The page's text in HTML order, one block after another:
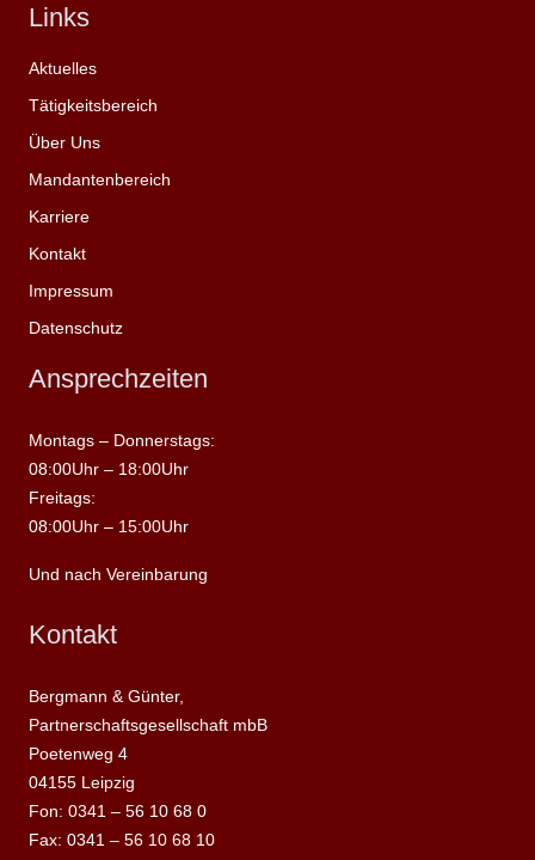
Links
Aktuelles
Tätigkeitsbereich
Über Uns
Mandantenbereich
Karriere
Kontakt
Impressum
Datenschutz
Ansprechzeiten
Montags – Donnerstags:
08:00Uhr – 18:00Uhr
Freitags:
08:00Uhr – 15:00Uhr
Und nach Vereinbarung
Kontakt
Bergmann & Günter,
Partnerschaftsgesellschaft mbB
Poetenweg 4
04155 Leipzig
Fon: 0341 – 56 10 68 0
Fax: 0341 – 56 10 68 10